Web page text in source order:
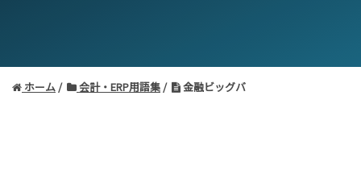
ホーム 会計・ERP用語集 金融ビッグバ